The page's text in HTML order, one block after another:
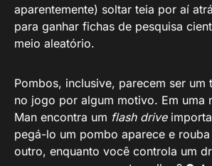
aparentemente) soltar teia por aí
para ganhar fichas de pesquisa
meio aleatório.
Pombos, inclusive, parecem ser um
no jogo por algum motivo. Em uma
Man encontra um flash drive
pegá-lo um pombo aparece e
outro, enquanto você controla um